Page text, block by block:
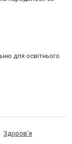
для освітнього
Здоров'я